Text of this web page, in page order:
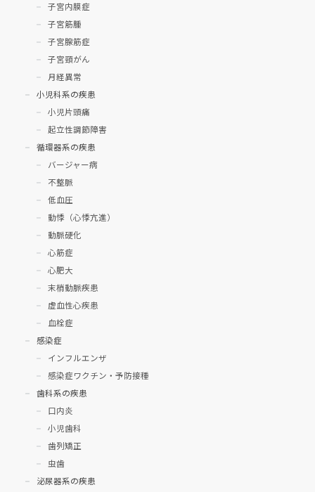
子宮内膜症
子宮筋腫
子宮腺筋症
子宮頸がん
月経異常
小児科系の疾患
小児片頭痛
起立性調節障害
循環器系の疾患
バージャー病
不整脈
低血圧
動悸（心悸亢進）
動脈硬化
心筋症
心肥大
末梢動脈疾患
虚血性心疾患
血栓症
感染症
インフルエンザ
感染症ワクチン・予防接種
歯科系の疾患
口内炎
小児歯科
歯列矯正
虫歯
泌尿器系の疾患